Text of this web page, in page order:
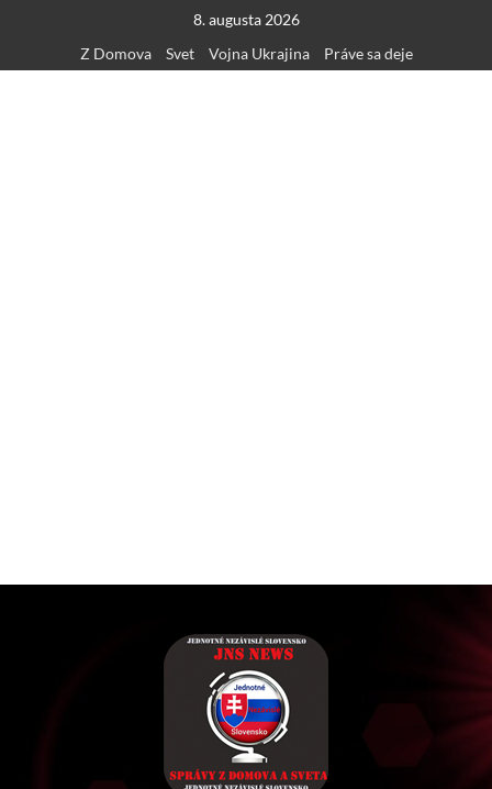
content
8. augusta 2026
Z Domova
Svet Vojna Ukrajina Práve sa deje